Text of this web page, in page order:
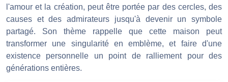
l'amour et la création, peut être portée par des cercles, des
causes et des admirateurs jusqu'à devenir un symbole
partagé. Son thème rappelle que cette maison peut
transformer une singularité en emblème, et faire d'une
existence personnelle un point de ralliement pour des
générations entières.